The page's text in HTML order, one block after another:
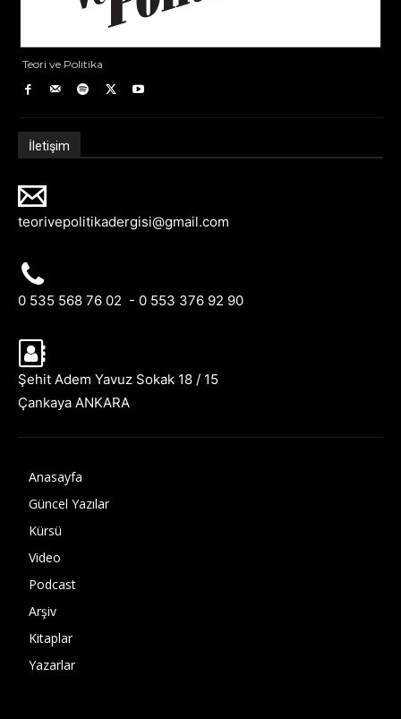
Teori ve Politika
İletişim
teorivepolitikadergisi@gmail.com
0 535 568 76 02 - 0 553 376 92 90
Şehit Adem Yavuz Sokak 18 / 15
Çankaya ANKARA
Anasayfa
Güncel Yazılar
Kürsü
Video
Podcast
Arşiv
Kitaplar
Yazarlar